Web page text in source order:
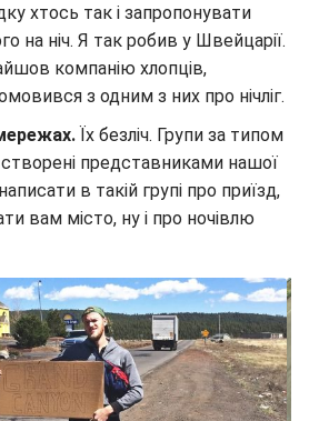
хтось так і запропонувати
на ніч. Я так робив у Швейцарії.
компанію хлопців,
з одним з них про нічліг.
Їх безліч. Групи за типом
представниками нашої
в такій групі про приїзд,
вам місто, ну і про ночівлю